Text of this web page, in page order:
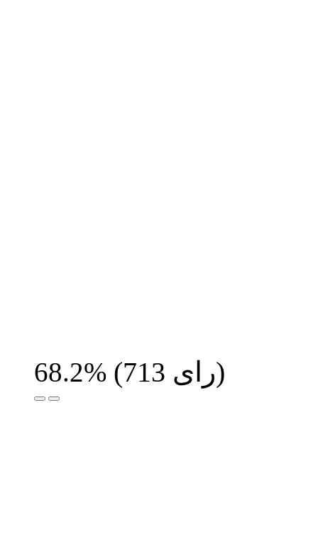
68.2% (713 رای)